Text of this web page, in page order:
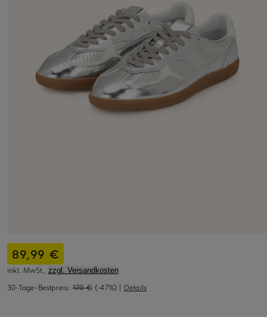
89,99 €
inkl. MwSt., zzgl. Versandkosten
30-Tage-Bestpreis: 170 € (-47%) | Details